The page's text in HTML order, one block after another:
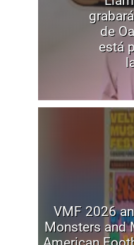
de
está
VMF 2026
Monsters and